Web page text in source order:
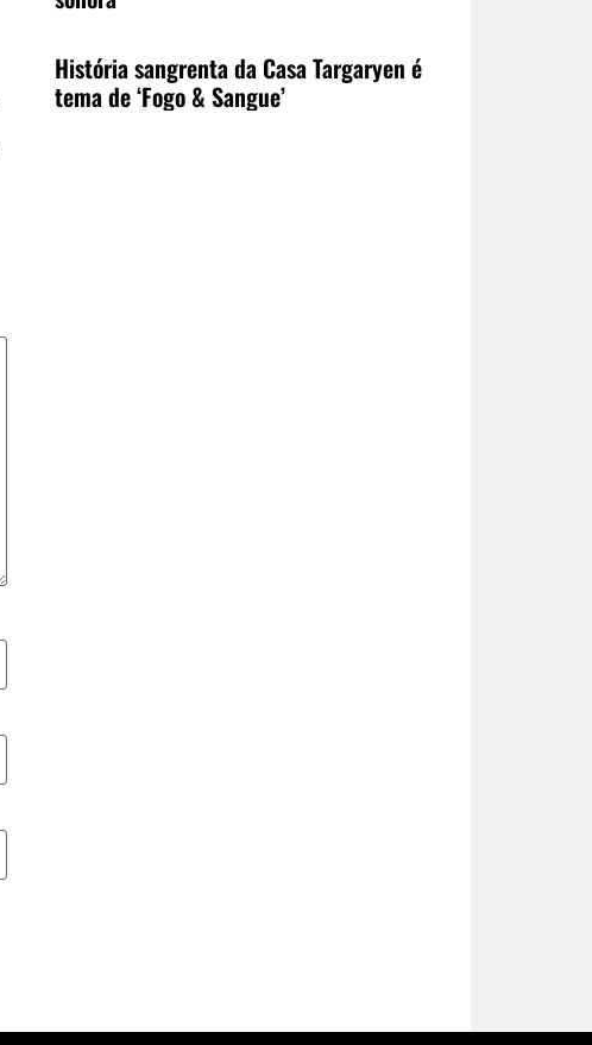
História sangrenta da Casa Targaryen é
tema de ‘Fogo & Sangue’